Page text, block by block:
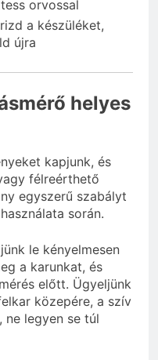
orvossal
a készüléket,
újra
helyes
kapjunk, és
félreérthető
egyszerű szabályt
során.
le kényelmesen
a karunkat, és
előtt. Ügyeljünk
közepére, a szív
ne legyen se túl